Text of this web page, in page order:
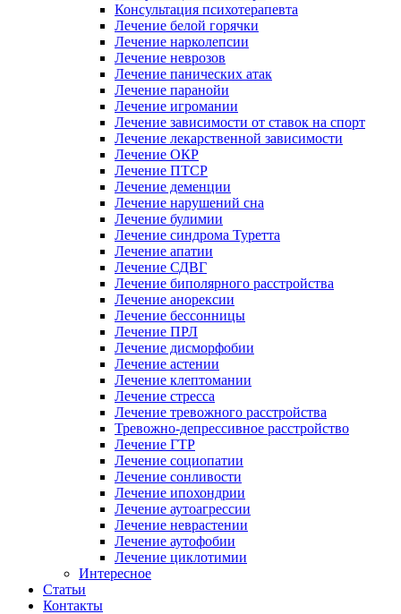
Консультация психотерапевта
Лечение белой горячки
Лечение нарколепсии
Лечение неврозов
Лечение панических атак
Лечение паранойи
Лечение игромании
Лечение зависимости от ставок на спорт
Лечение лекарственной зависимости
Лечение ОКР
Лечение ПТСР
Лечение деменции
Лечение нарушений сна
Лечение булимии
Лечение синдрома Туретта
Лечение апатии
Лечение СДВГ
Лечение биполярного расстройства
Лечение анорексии
Лечение бессонницы
Лечение ПРЛ
Лечение дисморфобии
Лечение астении
Лечение клептомании
Лечение стресса
Лечение тревожного расстройства
Тревожно-депрессивное расстройство
Лечение ГТР
Лечение социопатии
Лечение сонливости
Лечение ипохондрии
Лечение аутоагрессии
Лечение неврастении
Лечение аутофобии
Лечение циклотимии
Интересное
Статьи
Контакты